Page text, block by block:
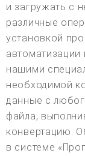
и загружать с
различные
установкой
нашими
необходимой
данные с
файла,
конвертацию.
в системе